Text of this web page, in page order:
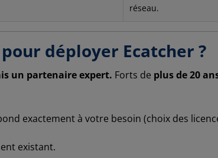
réseau.
déployer Ecatcher ?
un partenaire expert. Forts de plus de 20
exactement à votre besoin (choix des
existant.